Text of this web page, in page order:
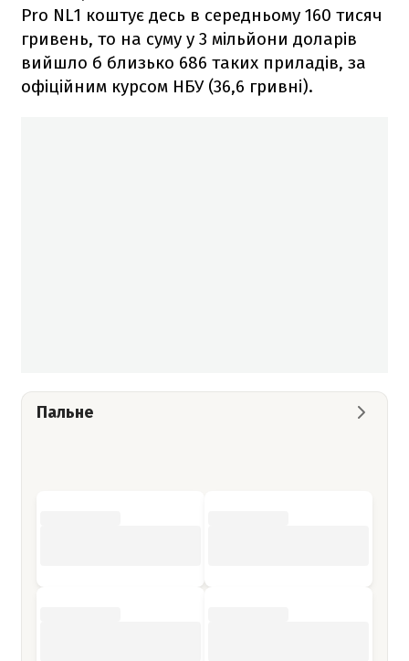
Pro NL1 коштує десь в середньому 160 тисяч
гривень, то на суму у 3 мільйони доларів
вийшло б близько 686 таких приладів, за
офіційним курсом НБУ (36,6 гривні).
Пальне